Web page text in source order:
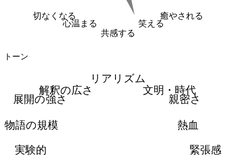
癒やされる
笑える
共感する
心温まる
切なくなる
トーン
リアリズム
文明・時代
親密さ
熱血
緊張感
実験的
物語の規模
展開の強さ
解釈の広さ